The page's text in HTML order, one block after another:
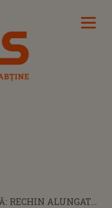
RECHIN ALUNGAT